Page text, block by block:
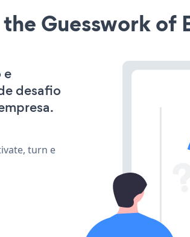
Guesswork of
e
desafio
turn e